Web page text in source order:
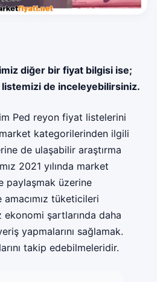
diğer bir fiyat bilgisi ise;
listemizi de inceleyebilirsiniz.
Ped reyon fiyat listelerini
kategorilerinden ilgili
de ulaşabilir araştırma
2021 yılında market
paylaşmak üzerine
tüketicileri
şartlarında daha
yapmalarını sağlamak.
takip edebilmeleridir.